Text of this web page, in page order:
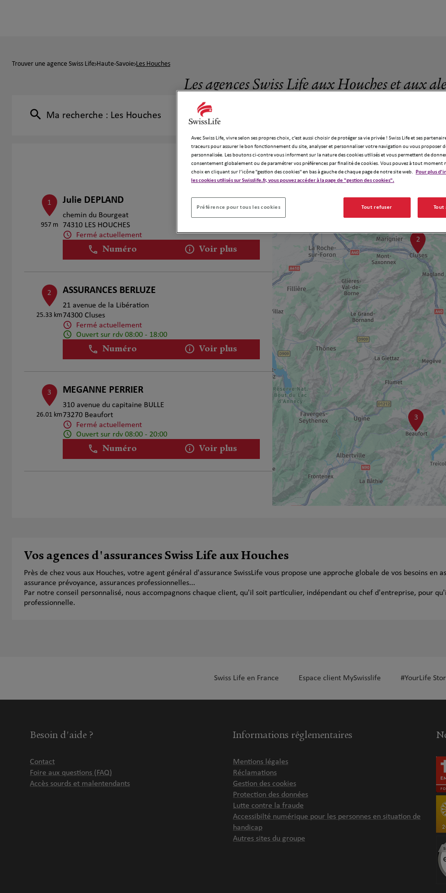
Trouver une agence Swiss Life Haute-Savoie Les Houches
Les agences Swiss Life aux Houches et aux
Ma recherche : Les Houches
3 agences Swiss Life aux Houches
1
957 m
Julie DEPLAND
chemin du Bourgeat
74310 LES HOUCHES
Fermé actuellement
Numéro Voir plus
2
25.33 km
ASSURANCES BERLUZE
21 avenue de la Libération
74300 Cluses
Fermé actuellement
Ouvert sur rdv 08:00 - 18:00
Numéro Voir plus
3
26.01 km
MEGANNE PERRIER
310 avenue du capitaine BULLE
73270 Beaufort
Fermé actuellement
Ouvert sur rdv 08:00 - 20:00
Numéro Voir plus
3
2
Vos agences d'assurances Swiss Life aux Houches
Près de chez vous aux Houches, votre agent général d'assurance SwissLife vous propose une approche globale de vos besoins
assurance prévoyance, assurances professionnelles...
Par notre conseil personnalisé, nous accompagnons chaque client, qu'il soit particulier, indépendant ou chef d'entreprise, pour
professionnelle.
Swiss Life en France Espace client MySwisslife #YourLife
Besoin d'aide ?
Contact
Foire aux questions (FAQ)
Accès sourds et malentendants
Informations réglementaires
Mentions légales
Réclamations
Gestion des cookies
Protection des données
Lutte contre la fraude
Accessibilté numérique pour les personnes en situation de
handicap
Autres sites du groupe
Avec Swiss Life, vivre selon ses propres choix, c’est aussi choisir de protéger sa vie privée ! Swiss Life et ses
traceurs pour assurer le bon fonctionnement du site, analyser et personnaliser votre navigation ou vous proposer
personnalisée. Les boutons ci-contre vous informent sur la nature des cookies utilisés et vous permettent de
consentement globalement ou de paramétrer vos préférences par finalité de cookies. Vous pouvez à tout moment
choix en cliquant sur l’icône "gestion des cookies" en bas à gauche de chaque page de notre site web. Pour plus
les cookies utilisés sur Swisslife.fr, vous pouvez accéder à la page de "gestion des cookies".
Préférence pour tous les cookies Tout refuser